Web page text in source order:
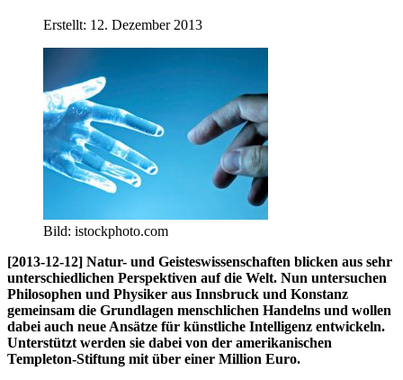
Erstellt: 12. Dezember 2013
Bild: istockphoto.com
[2013-12-12] Natur- und Geisteswissenschaften blicken aus sehr
unterschiedlichen Perspektiven auf die Welt. Nun untersuchen
Philosophen und Physiker aus Innsbruck und Konstanz
gemeinsam die Grundlagen menschlichen Handelns und wollen
dabei auch neue Ansätze für künstliche Intelligenz entwickeln.
Unterstützt werden sie dabei von der amerikanischen
Templeton-Stiftung mit über einer Million Euro.